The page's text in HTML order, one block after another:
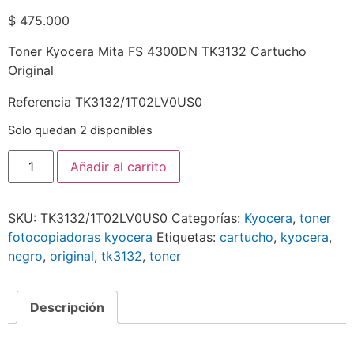
$ 475.000
Toner Kyocera Mita FS 4300DN TK3132 Cartucho
Original
Referencia TK3132/1T02LV0US0
Solo quedan 2 disponibles
Añadir al carrito
SKU: TK3132/1T02LV0US0 Categorías: Kyocera, toner
fotocopiadoras kyocera Etiquetas: cartucho, kyocera,
negro, original, tk3132, toner
Descripción